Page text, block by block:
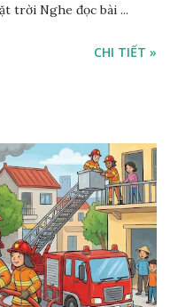
trời Nghe đọc bài ...
CHI TIẾT »